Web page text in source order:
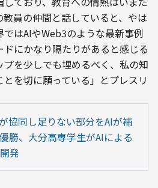
員の仲間と話していると、やは
はAIやWeb3のような最新事例
にかなり隔たりがあると感じる
プを少しでも埋めるべく、私の知
を切に願っている」とプレスリ
協同し足りない部分をAIが補
勝、大分高専学生がAIによる
発